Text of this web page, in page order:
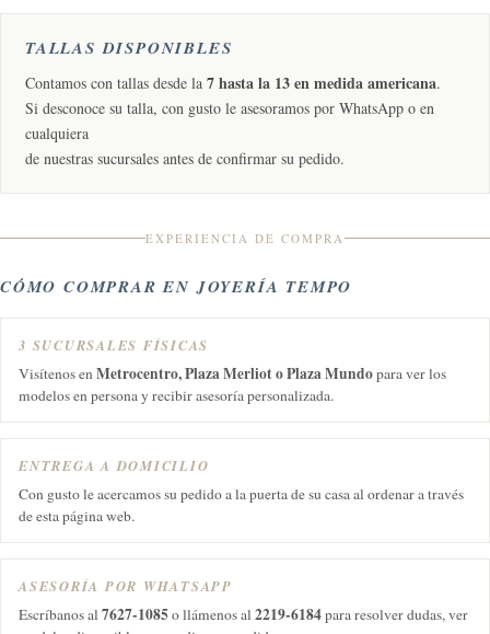
TALLAS DISPONIBLES
Contamos con tallas desde la 7 hasta la 13 en medida americana.
Si desconoce su talla, con gusto le asesoramos por WhatsApp o en
cualquiera
de nuestras sucursales antes de confirmar su pedido.
EXPERIENCIA DE COMPRA
CÓMO COMPRAR EN JOYERÍA TEMPO
3 SUCURSALES FÍSICAS
Visítenos enMetrocentro, Plaza Merliot o Plaza Mundopara ver los
modelos en persona y recibir asesoría personalizada.
ENTREGA A DOMICILIO
Con gusto le acercamos su pedido a la puerta de su casa al ordenar a través
de esta página web.
ASESORÍA POR WHATSAPP
Escríbanos al 7627-1085o llámenos al 2219-6184para resolver dudas, ver